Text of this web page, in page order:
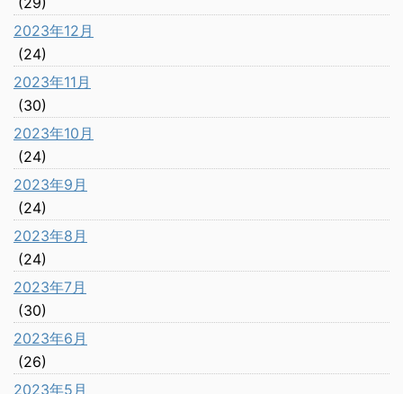
2023年12月
(24)
2023年11月
(30)
2023年10月
(24)
2023年9月
(24)
2023年8月
(24)
2023年7月
(30)
2023年6月
(26)
2023年5月